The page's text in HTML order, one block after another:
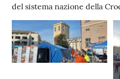
del sistema nazione della